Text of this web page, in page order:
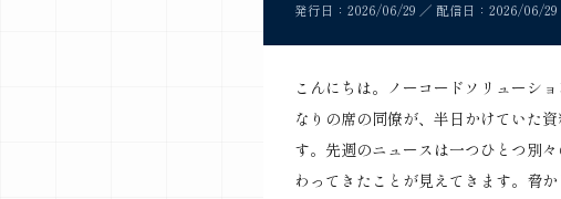
発行日：2026/06/29 ／ 配信日：2026/06/29
こんにちは。ノーコードソリューシ
なりの席の同僚が、半日かけていた
す。先週のニュースは一つひとつ別
わってきたことが見えてきます。脅